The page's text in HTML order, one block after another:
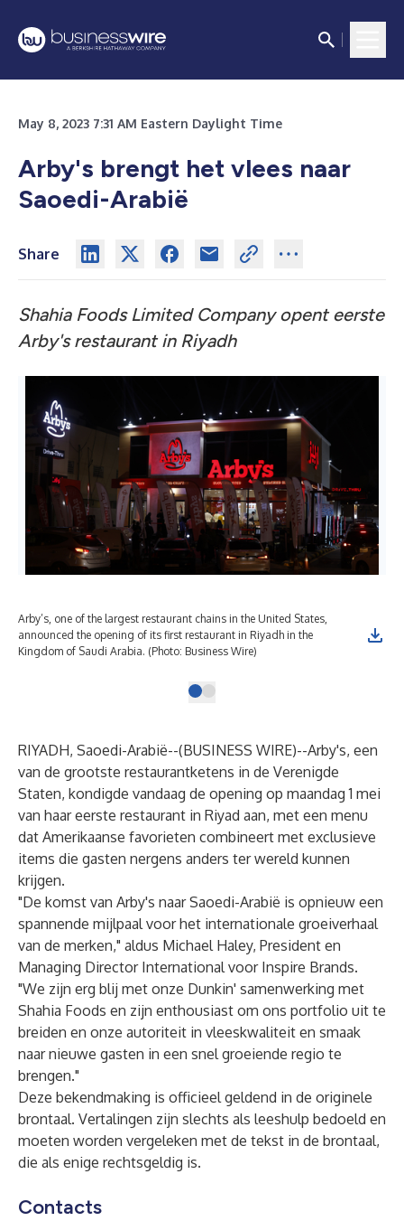
May 8, 2023 7:31 AM Eastern Daylight Time
Arby's brengt het vlees naar
Saoedi-Arabië
Share
Shahia Foods Limited Company opent eerste
Arby's restaurant in Riyadh
Arby’s, one of the largest restaurant chains in the United States,
announced the opening of its first restaurant in Riyadh in the
Kingdom of Saudi Arabia. (Photo: Business Wire)
RIYADH, Saoedi-Arabië--(BUSINESS WIRE)--Arby's, een
van de grootste restaurantketens in de Verenigde
Staten, kondigde vandaag de opening op maandag 1 mei
van haar eerste restaurant in Riyad aan, met een menu
dat Amerikaanse favorieten combineert met exclusieve
items die gasten nergens anders ter wereld kunnen
krijgen.
"De komst van Arby's naar Saoedi-Arabië is opnieuw een
spannende mijlpaal voor het internationale groeiverhaal
van de merken," aldus Michael Haley, President en
Managing Director International voor Inspire Brands.
"We zijn erg blij met onze Dunkin' samenwerking met
Shahia Foods en zijn enthousiast om ons portfolio uit te
breiden en onze autoriteit in vleeskwaliteit en smaak
naar nieuwe gasten in een snel groeiende regio te
brengen."
Deze bekendmaking is officieel geldend in de originele
brontaal. Vertalingen zijn slechts als leeshulp bedoeld en
moeten worden vergeleken met de tekst in de brontaal,
die als enige rechtsgeldig is.
Contacts